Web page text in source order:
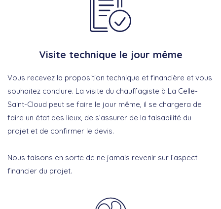
Visite technique le jour même
Vous recevez la proposition technique et financière et vous
souhaitez conclure. La visite du chauffagiste à La Celle-
Saint-Cloud peut se faire le jour même, il se chargera de
faire un état des lieux, de s’assurer de la faisabilité du
projet et de confirmer le devis.
Nous faisons en sorte de ne jamais revenir sur l’aspect
financier du projet.